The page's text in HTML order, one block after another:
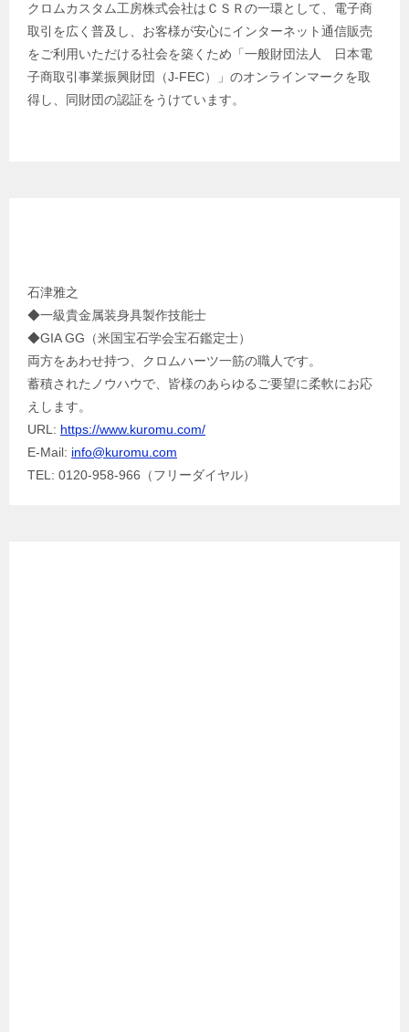
クロムカスタム工房株式会社はＣＳＲの一環として、電子商
取引を広く普及し、お客様が安心にインターネット通信販売
をご利用いただける社会を築くため「一般財団法人 日本電
子商取引事業振興財団（J-FEC）」のオンラインマークを取
得し、同財団の認証をうけています。
石津雅之
◆一級貴金属装身具製作技能士
◆GIA GG（米国宝石学会宝石鑑定士）
両方をあわせ持つ、クロムハーツ一筋の職人です。
蓄積されたノウハウで、皆様のあらゆるご要望に柔軟にお応
えします。
URL: https://www.kuromu.com/
E-Mail: info@kuromu.com
TEL: 0120-958-966（フリーダイヤル）